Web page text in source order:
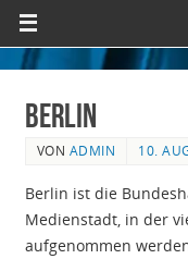
Berlin
VON ADMIN 10.
Berlin ist die
Medienstadt, in der
aufgenommen